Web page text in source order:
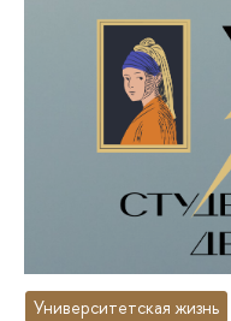
Университетская жизнь